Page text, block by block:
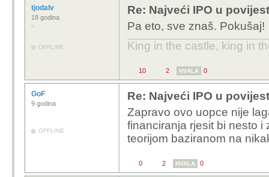
tjodalv
18 godina
OFFLINE
Re: Najveći IPO u
Pa eto, sve znaš. Pokušaj!
King in the castle, king in
10 2 HVALA 0
GoF
9 godina
OFFLINE
Re: Najveći IPO u
Zapravo ovo uopce nije
financiranja rjesit bi nesto
teorijom baziranom na
0 2 HVALA 0